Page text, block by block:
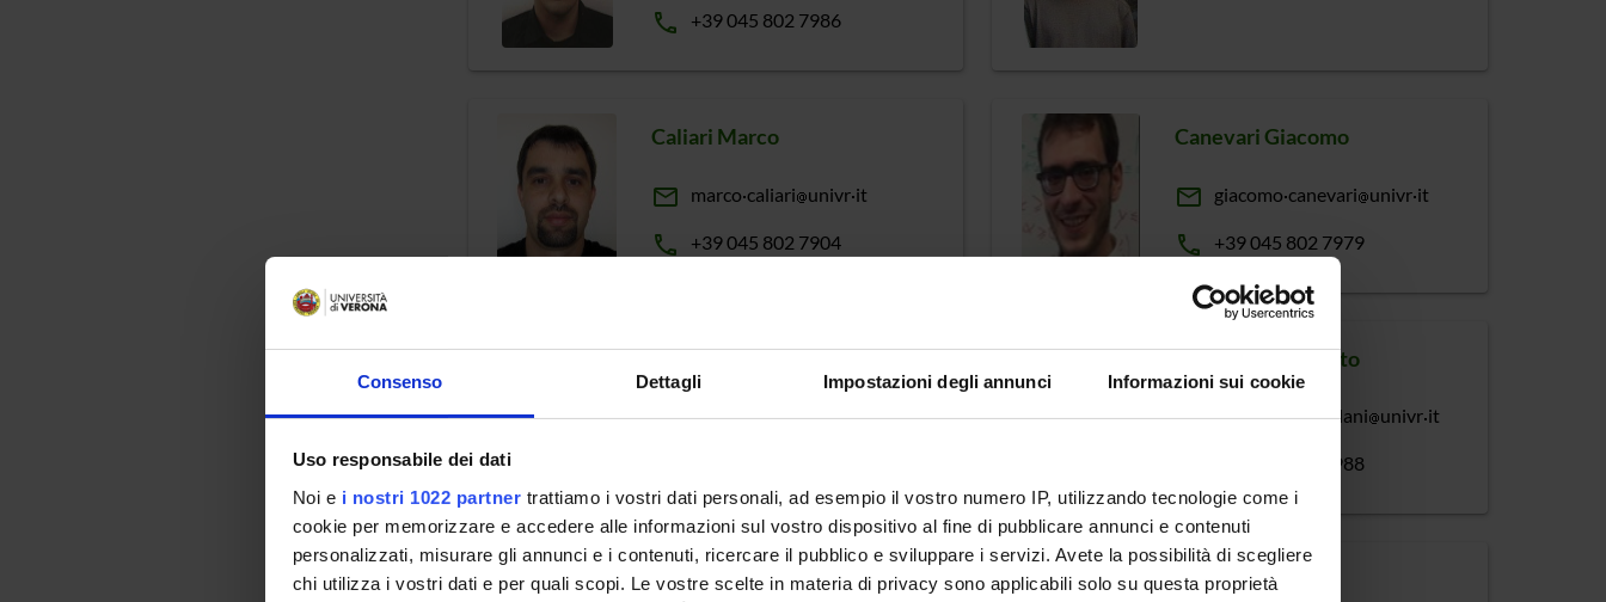
Consenso Dettagli Impostazioni degli annunci Informazioni sui cookie
Uso responsabile dei dati
Noi e i nostri 1022 partner trattiamo i vostri dati personali, ad esempio il vostro numero IP, utilizzando tecnologie come i
cookie per memorizzare e accedere alle informazioni sul vostro dispositivo al fine di pubblicare annunci e contenuti
personalizzati, misurare gli annunci e i contenuti, ricercare il pubblico e sviluppare i servizi. Avete la possibilità di scegliere
chi utilizza i vostri dati e per quali scopi. Le vostre scelte in materia di privacy sono applicabili solo su questa proprietà
phone +39 045 802 7986
Caliari Marco
email marco caliari univr it
phone +39 045 802 7904
Canevari Giacomo
email giacomo canevari univr it
phone +39 045 802 7979
Carra Damiano
emaildamiano carra univr it
Castellani Umberto
emailumberto castellani univr it
+39 045 802 7988
Castellini Alberto Ceccato Mariano